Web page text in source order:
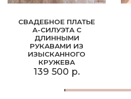
СВАДЕБНОЕ ПЛАТЬЕ
А-СИЛУЭТА С
ДЛИННЫМИ
РУКАВАМИ ИЗ
ИЗЫСКАННОГО
КРУЖЕВА
139 500 р.